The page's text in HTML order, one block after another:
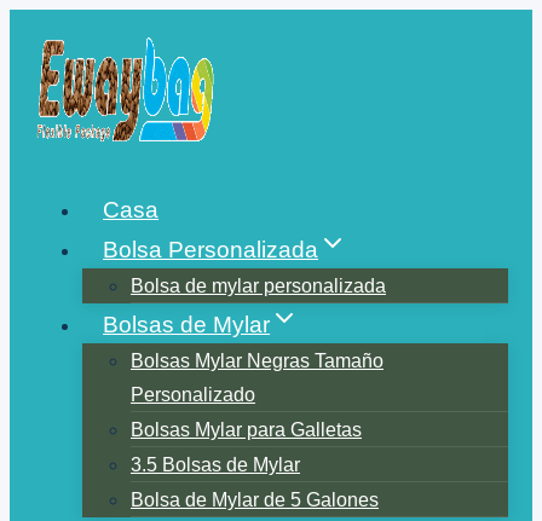
contenido
Casa
Bolsa Personalizada
Bolsa de mylar personalizada
Bolsas de Mylar
Bolsas Mylar Negras Tamaño
Personalizado
Bolsas Mylar para Galletas
3.5 Bolsas de Mylar
Bolsa de Mylar de 5 Galones